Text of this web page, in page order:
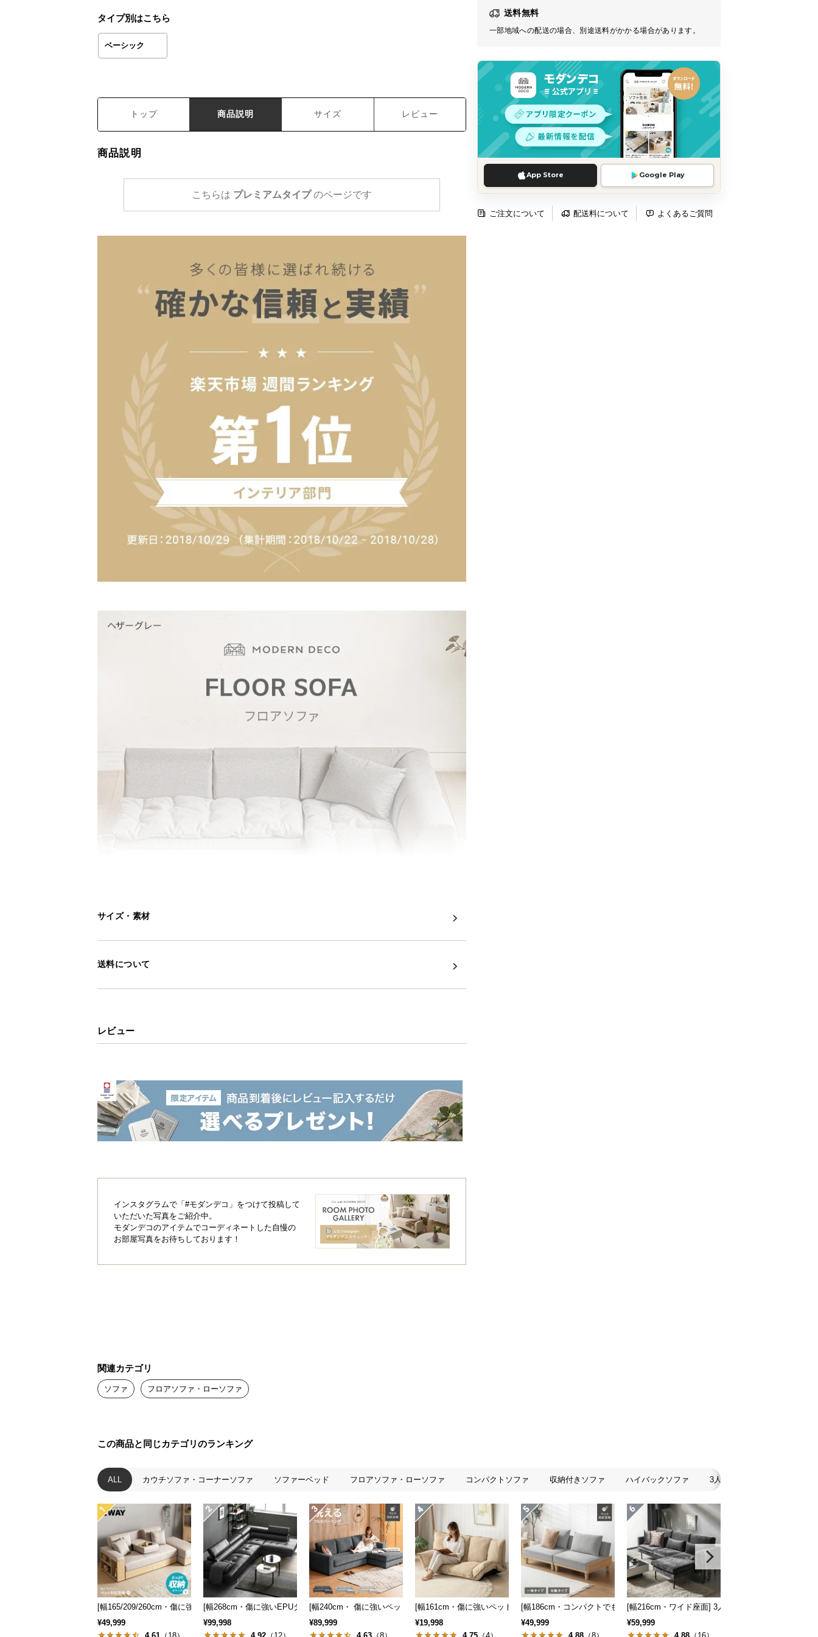
送料無料
一部地域への配送の場合、別途送料がかかる場合があります。
App Store Google Play
ご注文について 配送料について よくあるご質問
タイプ別はこちら
ベーシック
トップ 商品説明 サイズ レビュー
商品説明
こちらは プレミアムタイプのページです
サイズ・素材
送料について
レビュー
インスタグラムで「#モダンデコ」をつけて投稿して
いただいた写真をご紹介中。
モダンデコのアイテムでコーディネートした自慢の
お部屋写真をお待ちしております！
関連カテゴリ
ソファ フロアソファ・ローソファ
この商品と同じカテゴリのランキング
ALL カウチソファ・コーナーソファ ソファーベッド フロアソファ・ローソファ コンパクトソファ 収納付きソファ ハイバックソファ 3人掛けソファ
[幅165/209/260cm・傷に強いペット対応生地も] 収納付き3人掛け多機能ソファ
¥49,999
[幅268cm・傷に強いEPUタイプも] 3人掛けレザーカウチソファ 広々設計 高級感
¥99,998
[幅240cm・ 傷に強いペット対応生地] ワイドカウチソファ ロースタイル
¥89,999
[幅161cm・傷に強いペット対応生地も] 2人掛けフロアソファ 座椅子タイプ リクライニング
¥19,998
[幅186cm・コンパクトでも広々] 3人掛けソファベッド リクライニング 天然木フレ
¥49,999
[幅216cm・ワイド座面] 3人掛けカウチソファ ブラ
¥59,999